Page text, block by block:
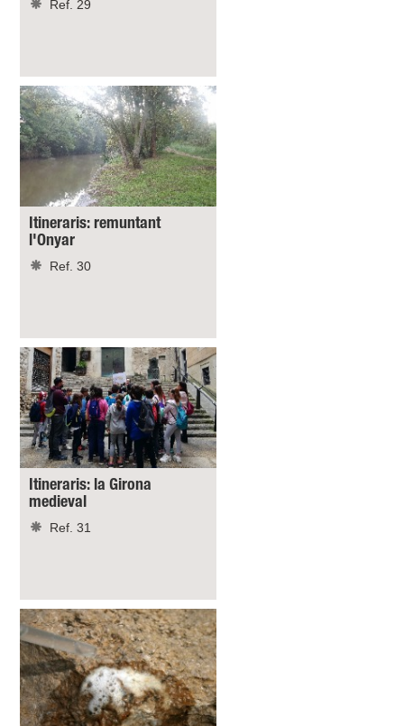
Ref. 29
Itineraris: remuntant
l'Onyar
Ref. 30
Itineraris: la Girona
medieval
Ref. 31